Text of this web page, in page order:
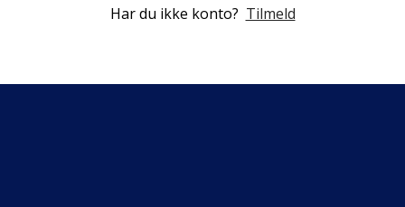
Har du ikke konto? Tilmeld